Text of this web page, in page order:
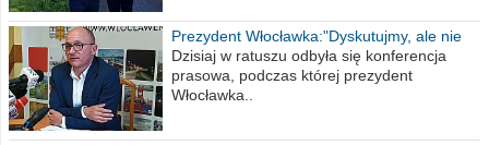
Prezydent Włocławka:"Dyskutujmy, ale nie
obrażajmy się”
Dzisiaj w ratuszu odbyła się konferencja
prasowa, podczas której prezydent
Włocławka..